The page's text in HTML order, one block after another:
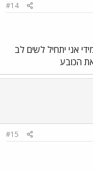
#14
אני יתחיל לשים לב
הכובע
#15